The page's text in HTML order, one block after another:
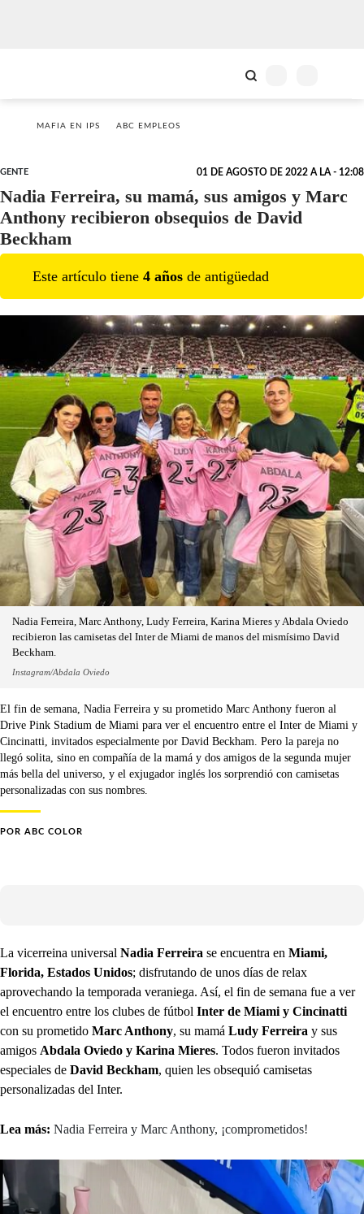
MAFIA EN IPS ABC EMPLEOS
GENTE 01 DE AGOSTO DE 2022 A LA - 12:08
Nadia Ferreira, su mamá, sus amigos y Marc
Anthony recibieron obsequios de David
Beckham
Este artículo tiene 4 años de antigüedad
Nadia Ferreira, Marc Anthony, Ludy Ferreira, Karina Mieres y Abdala Oviedo
recibieron las camisetas del Inter de Miami de manos del mismísimo David
Beckham.
Instagram/Abdala Oviedo
El fin de semana, Nadia Ferreira y su prometido Marc Anthony fueron al
Drive Pink Stadium de Miami para ver el encuentro entre el Inter de Miami y
Cincinatti, invitados especialmente por David Beckham. Pero la pareja no
llegó solita, sino en compañía de la mamá y dos amigos de la segunda mujer
más bella del universo, y el exjugador inglés los sorprendió con camisetas
personalizadas con sus nombres.
POR ABC COLOR
La vicerreina universal Nadia Ferreira se encuentra en Miami,
Florida, Estados Unidos; disfrutando de unos días de relax
aprovechando la temporada veraniega. Así, el fin de semana fue a ver
el encuentro entre los clubes de fútbol Inter de Miami y Cincinatti
con su prometido Marc Anthony, su mamá Ludy Ferreira y sus
amigos Abdala Oviedo y Karina Mieres. Todos fueron invitados
especiales de David Beckham, quien les obsequió camisetas
personalizadas del Inter.
Lea más: Nadia Ferreira y Marc Anthony, ¡comprometidos!